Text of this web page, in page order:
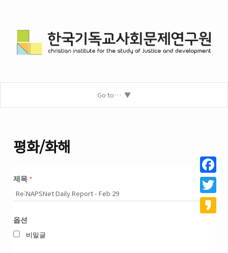
Go to…
평화/화해
제목 *
옵션
비밀글
Twitter